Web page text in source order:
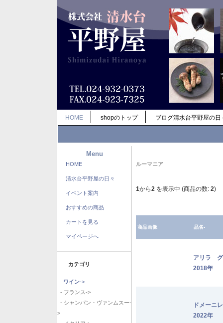
HOME shopのトップ ブログ清水台平野屋の日
Menu
HOME
清水台平野屋の日々
イベント案内
おすすめの商品
カートを見る
マイページへ
カテゴリ
ワイン->
- フランス->
- シャンパン・ヴァンムスー-
>
ルーマニア
1から2 を表示中 (商品の数: 2)
商品画像 品名-
アリラ
2018年
ドメー
2022年